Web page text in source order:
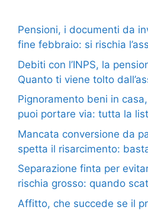
Pensioni, i documenti da
fine febbraio: si rischia
Debiti con l’INPS, la
Quanto ti viene tolto
Pignoramento beni in
puoi portare via: tutta la
Mancata conversione da
spetta il risarcimento:
Separazione finta per
rischia grosso: quando
Affitto, che succede se il